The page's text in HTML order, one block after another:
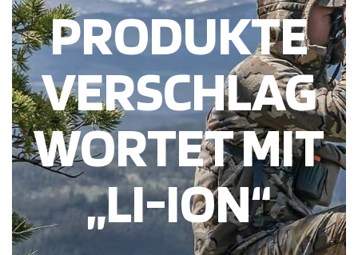
PRODUKTE
VERSCHLAG
WORTET MIT
„LI-ION“